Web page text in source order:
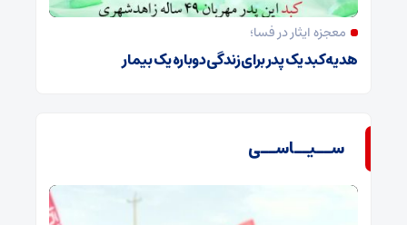
معجزه ایثار در فسا؛
هدیه کبد یک پدر برای زندگی دوباره یک بیمار
ســیــاســی